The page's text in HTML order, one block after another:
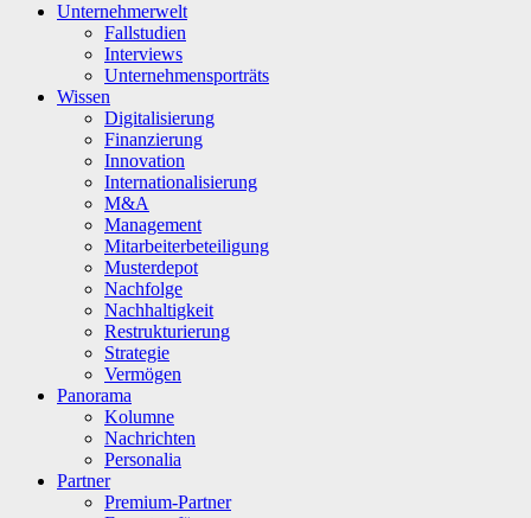
Unternehmerwelt
Fallstudien
Interviews
Unternehmensporträts
Wissen
Digitalisierung
Finanzierung
Innovation
Internationalisierung
M&A
Management
Mitarbeiterbeteiligung
Musterdepot
Nachfolge
Nachhaltigkeit
Restrukturierung
Strategie
Vermögen
Panorama
Kolumne
Nachrichten
Personalia
Partner
Premium-Partner